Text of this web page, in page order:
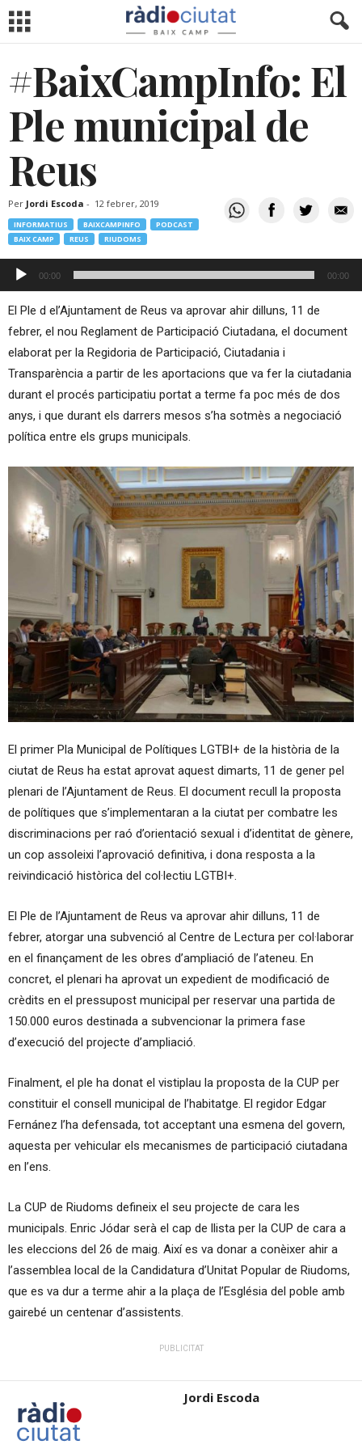
#BaixCampInfo: El
Ple municipal de
Reus
Per Jordi Escoda - 12 febrer, 2019
INFORMATIUS BAIXCAMPINFO
PODCAST
BAIX CAMP
REUS RIUDOMS
Reproductor
d'àudio
00:00 00:00
El Ple d el’Ajuntament de Reus va aprovar ahir dilluns, 11 de
febrer, el nou Reglament de Participació Ciutadana, el document
elaborat per la Regidoria de Participació, Ciutadania i
Transparència a partir de les aportacions que va fer la ciutadania
durant el procés participatiu portat a terme fa poc més de dos
anys, i que durant els darrers mesos s’ha sotmès a negociació
política entre els grups municipals.
El primer Pla Municipal de Polítiques LGTBI+ de la història de la
ciutat de Reus ha estat aprovat aquest dimarts, 11 de gener pel
plenari de l’Ajuntament de Reus. El document recull la proposta
de polítiques que s’implementaran a la ciutat per combatre les
discriminacions per raó d’orientació sexual i d’identitat de gènere,
un cop assoleixi l’aprovació definitiva, i dona resposta a la
reivindicació històrica del col·lectiu LGTBI+.
El Ple de l’Ajuntament de Reus va aprovar ahir dilluns, 11 de
febrer, atorgar una subvenció al Centre de Lectura per col·laborar
en el finançament de les obres d’ampliació de l’ateneu. En
concret, el plenari ha aprovat un expedient de modificació de
crèdits en el pressupost municipal per reservar una partida de
150.000 euros destinada a subvencionar la primera fase
d’execució del projecte d’ampliació.
Finalment, el ple ha donat el vistiplau la proposta de la CUP per
constituir el consell municipal de l’habitatge. El regidor Edgar
Fernánez l’ha defensada, tot acceptant una esmena del govern,
aquesta per vehicular els mecanismes de participació ciutadana
en l’ens.
La CUP de Riudoms defineix el seu projecte de cara les
municipals. Enric Jódar serà el cap de llista per la CUP de cara a
les eleccions del 26 de maig. Així es va donar a conèixer ahir a
l’assemblea local de la Candidatura d’Unitat Popular de Riudoms,
que es va dur a terme ahir a la plaça de l’Església del poble amb
gairebé un centenar d’assistents.
PUBLICITAT
Jordi Escoda